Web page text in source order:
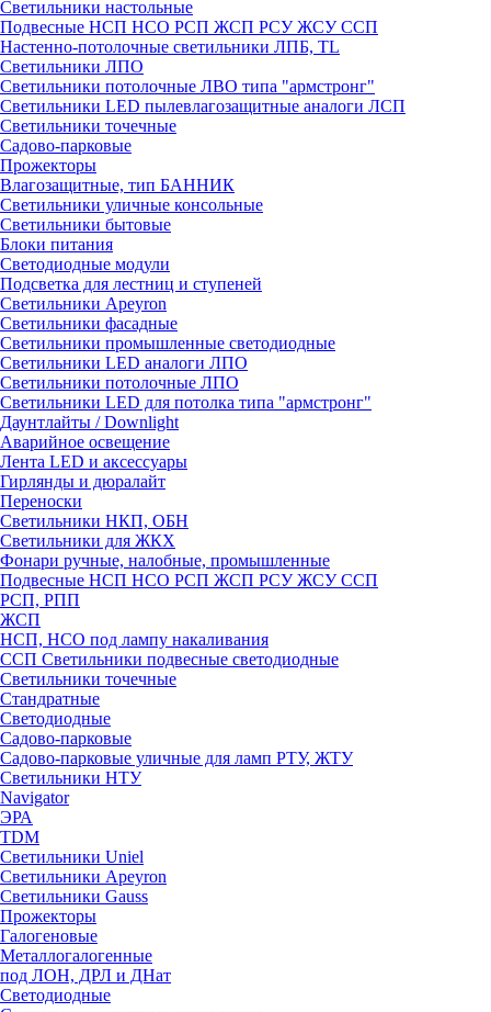
Светильники настольные
Подвесные НСП НСО РСП ЖСП РСУ ЖСУ ССП
Настенно-потолочные светильники ЛПБ, TL
Светильники ЛПО
Светильники потолочные ЛВО типа "армстронг"
Светильники LED пылевлагозащитные аналоги ЛСП
Светильники точечные
Садово-парковые
Прожекторы
Влагозащитные, тип БАННИК
Светильники уличные консольные
Светильники бытовые
Блоки питания
Светодиодные модули
Подсветка для лестниц и ступеней
Светильники Apeyron
Светильники фасадные
Светильники промышленные светодиодные
Светильники LED аналоги ЛПО
Светильники потолочные ЛПО
Светильники LED для потолка типа "армстронг"
Даунтлайты / Downlight
Аварийное освещение
Лента LED и аксессуары
Гирлянды и дюралайт
Переноски
Светильники НКП, ОБН
Светильники для ЖКХ
Фонари ручные, налобные, промышленные
Подвесные НСП НСО РСП ЖСП РСУ ЖСУ ССП
РСП, РПП
ЖСП
НСП, НСО под лампу накаливания
ССП Светильники подвесные светодиодные
Светильники точечные
Стандратные
Светодиодные
Садово-парковые
Садово-парковые уличные для ламп РТУ, ЖТУ
Светильники НТУ
Navigator
ЭРА
TDM
Светильники Uniel
Светильники Apeyron
Светильники Gauss
Прожекторы
Галогеновые
Металлогалогенные
под ЛОН, ДРЛ и ДНат
Светодиодные